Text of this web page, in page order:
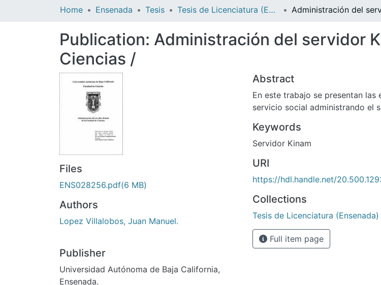
Home Ensenada Tesis Tesis de Licenciatura (Ensenada)
Publication: Administración del servidor
Ciencias /
Files
ENS028256.pdf(6 MB)
Authors
Lopez Villalobos, Juan Manuel.
Publisher
Universidad Autónoma de Baja California,
Ensenada.
Abstract
En este trabajo se presentan
servicio social administrando el
Keywords
Servidor Kinam
URI
https://hdl.handle.net/
Collections
Tesis de Licenciatura (Ensenada)
Full item page